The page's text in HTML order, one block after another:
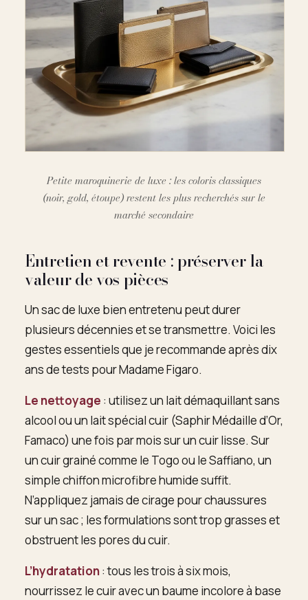
Petite maroquinerie de luxe : les coloris classiques
(noir, gold, étoupe) restent les plus recherchés sur le
marché secondaire
Entretien et revente : préserver la
valeur de vos pièces
Un sac de luxe bien entretenu peut durer
plusieurs décennies et se transmettre. Voici les
gestes essentiels que je recommande après dix
ans de tests pour Madame Figaro.
Le nettoyage : utilisez un lait démaquillant sans
alcool ou un lait spécial cuir (Saphir Médaille d’Or,
Famaco) une fois par mois sur un cuir lisse. Sur
un cuir grainé comme le Togo ou le Saffiano, un
simple chiffon microfibre humide suffit.
N’appliquez jamais de cirage pour chaussures
sur un sac ; les formulations sont trop grasses et
obstruent les pores du cuir.
L’hydratation: tous les trois à six mois,
nourrissez le cuir avec un baume incolore à base